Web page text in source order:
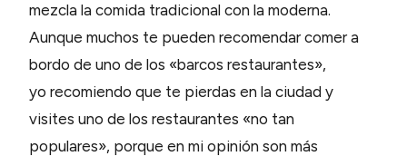
mezcla la comida tradicional con la moderna.
Aunque muchos te pueden recomendar comer a
bordo de uno de los «barcos restaurantes»,
yo recomiendo que te pierdas en la ciudad y
visites uno de los restaurantes «no tan
populares», porque en mi opinión son más